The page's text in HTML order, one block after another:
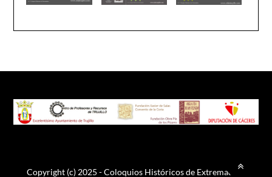
Copyright (c) 2025 - Coloquios Históricos de Extremadura